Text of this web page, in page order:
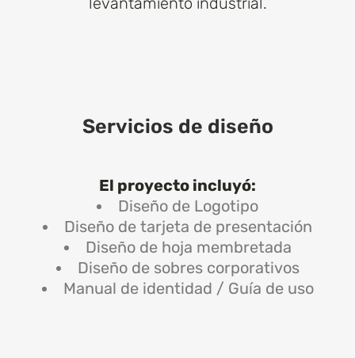
Servicios de diseño
El proyecto incluyó:
Diseño de Logotipo
Diseño de tarjeta de presentación
Diseño de hoja membretada
Diseño de sobres corporativos
Manual de identidad / Guía de uso